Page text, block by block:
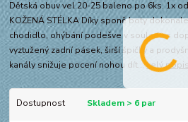
Dětská obuv vel.20-25 baleno po 6ks. 1x od
KOŽENÁ STÉLKA Díky sponě boty
chodidlo, ohýbání podešve v souladu s
vyztužený zadní pásek, širší špičky a
kanály snižuje pocení nohou dít...celý popis
Dostupnost Skladem > 6 par